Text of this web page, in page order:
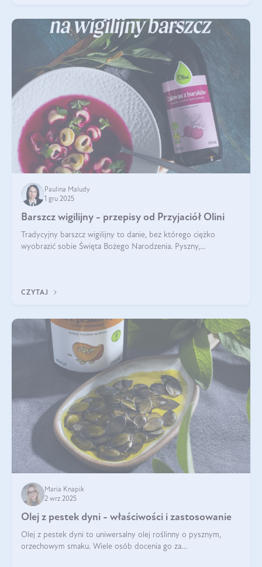
Paulina Maludy
1 gru 2025
Barszcz wigilijny - przepisy od Przyjaciół Olini
Tradycyjny barszcz wigilijny to danie, bez którego ciężko
wyobrazić sobie Święta Bożego Narodzenia. Pyszny,
CZYTAJ
Maria Knapik
2 wrz 2025
Olej z pestek dyni - właściwości i zastosowanie
Olej z pestek dyni to uniwersalny olej roślinny o pysznym,
orzechowym smaku. Wiele osób docenia go za